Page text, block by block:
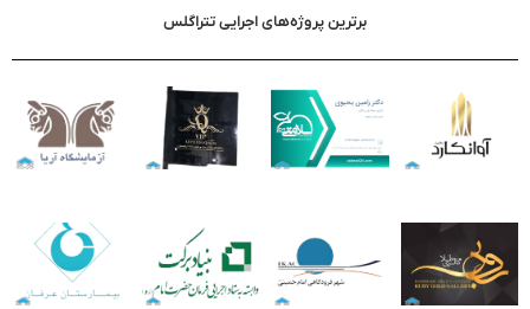
برترین پروژه‌های اجرایی تتراگلس